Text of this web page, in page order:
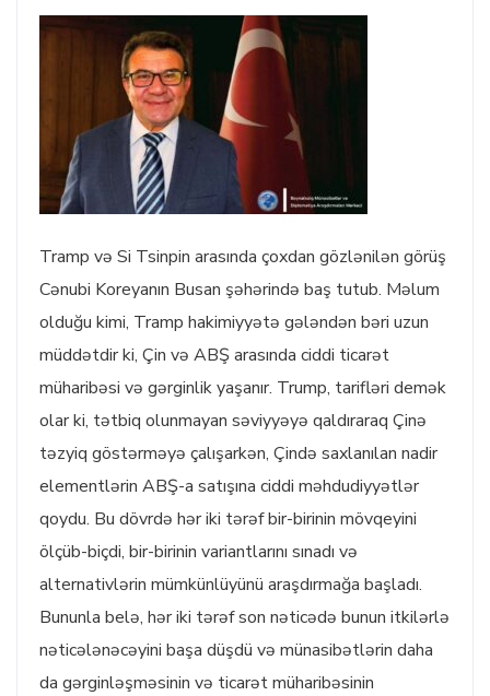
Tramp və Si Tsinpin arasında çoxdan gözlənilən görüş
Cənubi Koreyanın Busan şəhərində baş tutub. Məlum
olduğu kimi, Tramp hakimiyyətə gələndən bəri uzun
müddətdir ki, Çin və ABŞ arasında ciddi ticarət
müharibəsi və gərginlik yaşanır. Trump, tarifləri demək
olar ki, tətbiq olunmayan səviyyəyə qaldıraraq Çinə
təzyiq göstərməyə çalışarkən, Çində saxlanılan nadir
elementlərin ABŞ-a satışına ciddi məhdudiyyətlər
qoydu. Bu dövrdə hər iki tərəf bir-birinin mövqeyini
ölçüb-biçdi, bir-birinin variantlarını sınadı və
alternativlərin mümkünlüyünü araşdırmağa başladı.
Bununla belə, hər iki tərəf son nəticədə bunun itkilərlə
nəticələnəcəyini başa düşdü və münasibətlərin daha
da gərginləşməsinin və ticarət müharibəsinin